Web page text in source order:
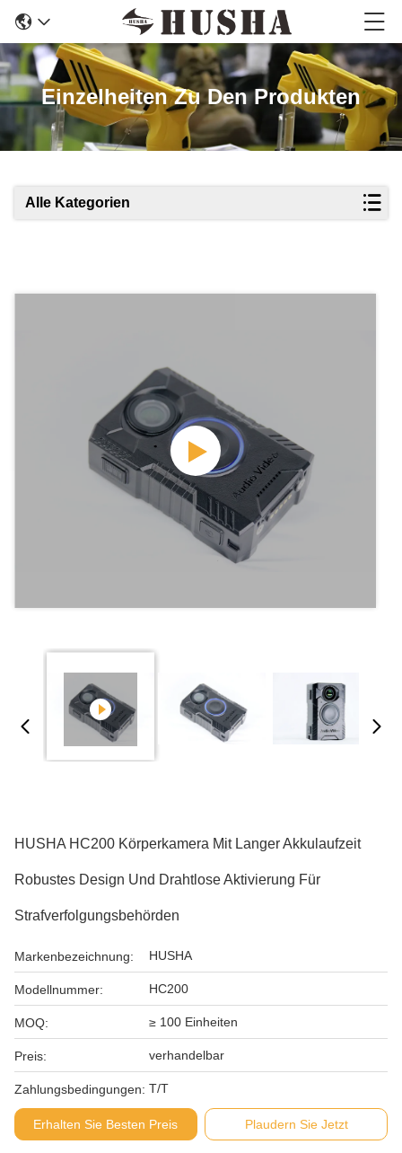
Einzelheiten Zu Den Produkten
Alle Kategorien
HUSHA HC200 Körperkamera Mit Langer Akkulaufzeit
Robustes Design Und Drahtlose Aktivierung Für
Strafverfolgungsbehörden
Markenbezeichnung: HUSHA
Modellnummer: HC200
MOQ: ≥ 100 Einheiten
Preis: verhandelbar
Zahlungsbedingungen: T/T
Erhalten Sie Besten Preis Plaudern Sie Jetzt